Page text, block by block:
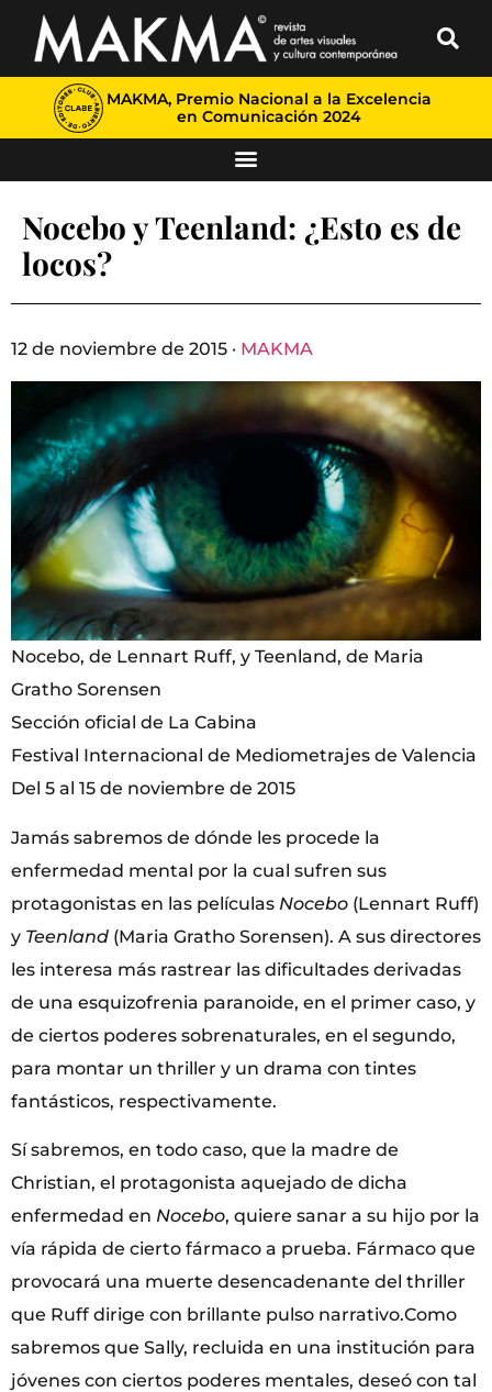
MAKMA, Premio Nacional a la Excelencia
en Comunicación 2024
Nocebo y Teenland: ¿Esto es de
locos?
12 de noviembre de 2015 · MAKMA
Nocebo, de Lennart Ruff, y Teenland, de Maria
Gratho Sorensen
Sección oficial de La Cabina
Festival Internacional de Mediometrajes de Valencia
Del 5 al 15 de noviembre de 2015
Jamás sabremos de dónde les procede la
enfermedad mental por la cual sufren sus
protagonistas en las películas Nocebo (Lennart Ruff)
y Teenland (Maria Gratho Sorensen). A sus directores
les interesa más rastrear las dificultades derivadas
de una esquizofrenia paranoide, en el primer caso, y
de ciertos poderes sobrenaturales, en el segundo,
para montar un thriller y un drama con tintes
fantásticos, respectivamente.
Sí sabremos, en todo caso, que la madre de
Christian, el protagonista aquejado de dicha
enfermedad en Nocebo, quiere sanar a su hijo por la
vía rápida de cierto fármaco a prueba. Fármaco que
provocará una muerte desencadenante del thriller
que Ruff dirige con brillante pulso narrativo.Como
sabremos que Sally, recluida en una institución para
jóvenes con ciertos poderes mentales, deseó con tal